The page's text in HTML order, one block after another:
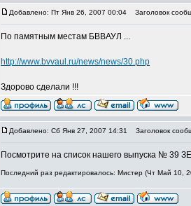
Добавлено: Пт Янв 26, 2007 00:04 Заголовок
По памятным местам БВВАУЛ ...
http://www.bvvaul.ru/news/news/30.php
Здорово сделали !!!
Добавлено: Сб Янв 27, 2007 14:31 Заголовок
Посмотрите на список нашего выпуска № 39
Последний раз редактировалось: Мистер (Чт Май 10,